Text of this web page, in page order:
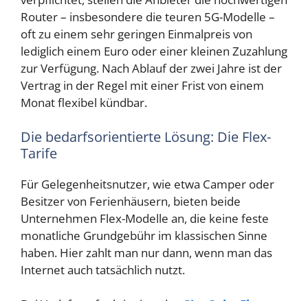
Router – insbesondere die teuren 5G-Modelle –
oft zu einem sehr geringen Einmalpreis von
lediglich einem Euro oder einer kleinen Zuzahlung
zur Verfügung. Nach Ablauf der zwei Jahre ist der
Vertrag in der Regel mit einer Frist von einem
Monat flexibel kündbar.
Die bedarfsorientierte Lösung: Die Flex-
Tarife
Für Gelegenheitsnutzer, wie etwa Camper oder
Besitzer von Ferienhäusern, bieten beide
Unternehmen Flex-Modelle an, die keine feste
monatliche Grundgebühr im klassischen Sinne
haben. Hier zahlt man nur dann, wenn man das
Internet auch tatsächlich nutzt.